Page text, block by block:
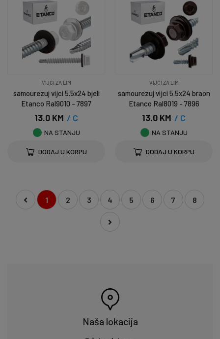
VIJCI ZA LIM
samourezuj vijci 5.5x24 bjeli
Etanco Ral9010 - 7897
13.0 KM / C
NA STANJU
DODAJ U KORPU
VIJCI ZA LIM
samourezuj vijci 5.5x24 braon
Etanco Ral8019 - 7896
13.0 KM / C
NA STANJU
DODAJ U KORPU
1 2 3 4 5 6 7 8
Naša lokacija